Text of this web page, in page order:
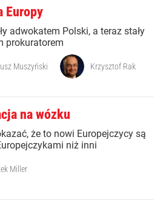
Europy
adwokatem Polski, a teraz stały
prokuratorem
Muszyński Krzysztof Rak
na wózku
że to nowi Europejczycy są
niż inni
Miller